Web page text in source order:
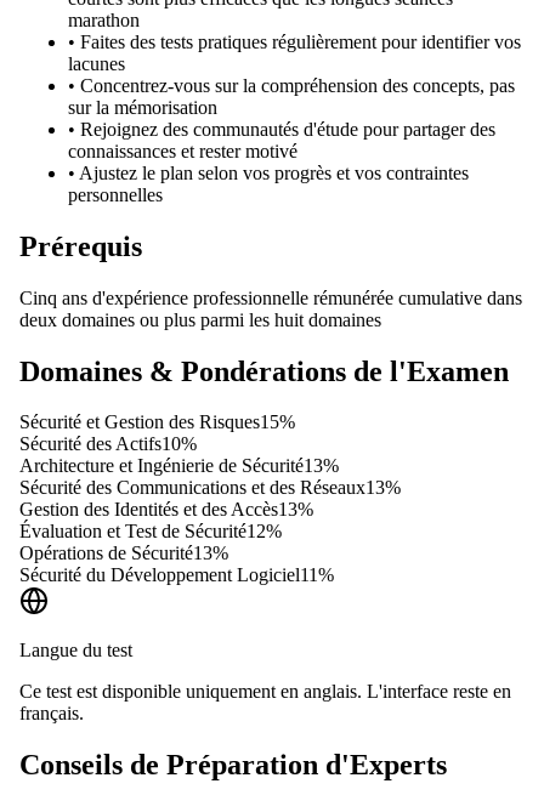
marathon
• Faites des tests pratiques régulièrement pour identifier vos
lacunes
• Concentrez-vous sur la compréhension des concepts, pas
sur la mémorisation
• Rejoignez des communautés d'étude pour partager des
connaissances et rester motivé
• Ajustez le plan selon vos progrès et vos contraintes
personnelles
Prérequis
Cinq ans d'expérience professionnelle rémunérée cumulative dans
deux domaines ou plus parmi les huit domaines
Domaines & Pondérations de l'Examen
Sécurité et Gestion des Risques15%
Sécurité des Actifs10%
Architecture et Ingénierie de Sécurité13%
Sécurité des Communications et des Réseaux13%
Gestion des Identités et des Accès13%
Évaluation et Test de Sécurité12%
Opérations de Sécurité13%
Sécurité du Développement Logiciel11%
Langue du test
Ce test est disponible uniquement en anglais. L'interface reste en
français.
Conseils de Préparation d'Experts